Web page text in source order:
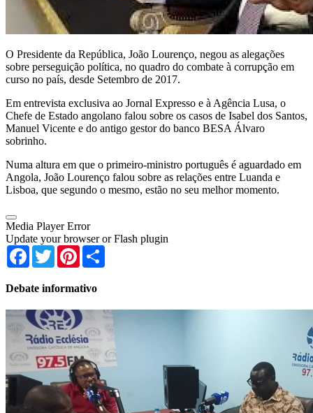
O Presidente da República, João Lourenço, negou as alegações
sobre perseguição política, no quadro do combate à corrupção em
curso no país, desde Setembro de 2017.
Em entrevista exclusiva ao Jornal Expresso e à Agência Lusa, o
Chefe de Estado angolano falou sobre os casos de Isabel dos Santos,
Manuel Vicente e do antigo gestor do banco BESA Álvaro
sobrinho.
Numa altura em que o primeiro-ministro português é aguardado em
Angola, João Lourenço falou sobre as relações entre Luanda e
Lisboa, que segundo o mesmo, estão no seu melhor momento.
Media Player Error
Update your browser or Flash plugin
Facebook
TwitterPinterest
Debate informativo